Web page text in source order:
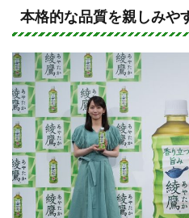
e
c
e
b
o
o
k
本格的な品質を親しみや